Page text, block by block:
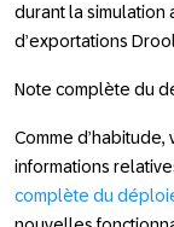
durant la simulation
d’exportations
Note complète du
Comme
informations
complète du